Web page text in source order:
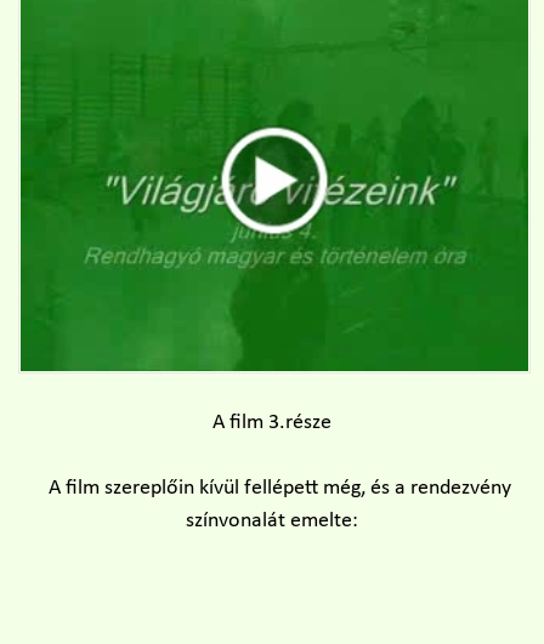
A film 3.része
A film szereplőin kívül fellépett még, és a rendezvény
színvonalát emelte: